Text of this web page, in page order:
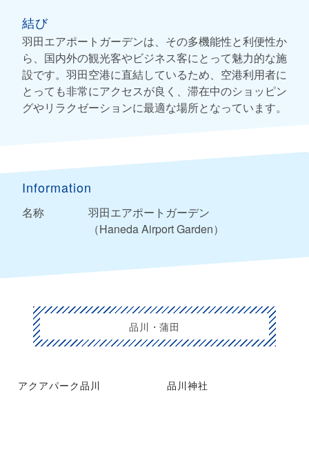
結び
羽田エアポートガーデンは、その多機能性と利便性か
ら、国内外の観光客やビジネス客にとって魅力的な施
設です。羽田空港に直結しているため、空港利用者に
とっても非常にアクセスが良く、滞在中のショッピン
グやリラクゼーションに最適な場所となっています。
Information
名称
羽田エアポートガーデン
（Haneda Airport Garden）
品川・蒲田
アクアパーク品川 品川神社